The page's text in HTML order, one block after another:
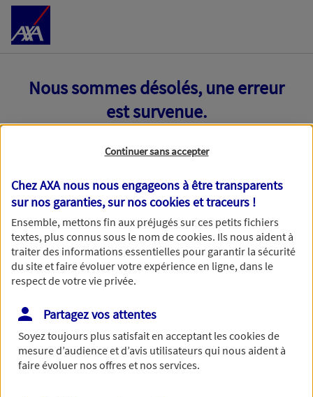
Accéder au Contenu
Nous sommes désolés, une erreur
est survenue.
Toutes nos excuses, une erreur technique nous empêche
de traiter votre demande. N'hésitez pas à rafraichir ce
formulaire dans quelques minutes.
Continuer sans accepter
Chez AXA nous nous engageons à être transparents
sur nos garanties, sur noscookies et traceurs !
Ensemble, mettons fin aux préjugés sur ces petits fichiers
textes, plus connus sous le nom decookies. Ils nous aident à
traiter des informations essentielles pour garantir la sécurité
du site et faire évoluer votre expérience en ligne, dans le
respect de votre vie privée.
Partagez vos attentes
Soyez toujours plus satisfait en acceptant lescookiesde
mesure d’audience et d’avis utilisateurs qui nous aident à
faire évoluer nos offres et nos services.